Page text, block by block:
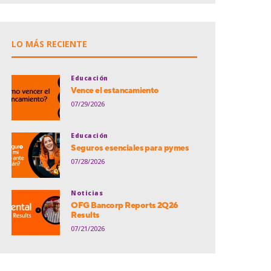
LO MÁS RECIENTE
Educación
Vence el estancamiento
07/29/2026
Educación
Seguros esenciales para pymes
07/28/2026
Noticias
OFG Bancorp Reports 2Q26
Results
07/21/2026